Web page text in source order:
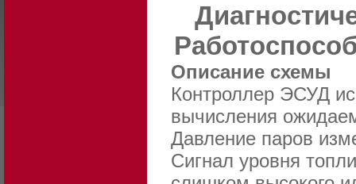
Описание схемы
Контроллер ЭСУД
вычисления
Давление паров
Сигнал уровня